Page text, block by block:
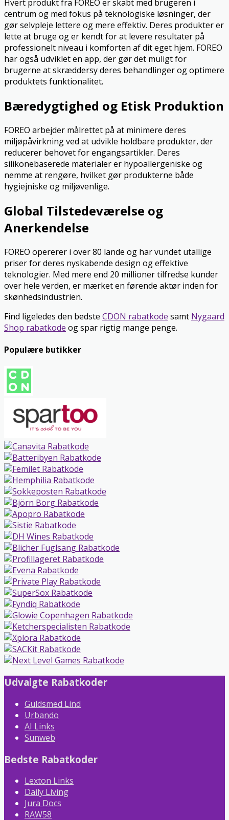
Hvert produkt fra FOREO er skabt med brugeren i
centrum og med fokus på teknologiske løsninger, der
gør selvpleje lettere og mere effektiv. Deres produkter er
lette at bruge og er kendt for at levere resultater på
professionelt niveau i komforten af dit eget hjem. FOREO
har også udviklet en app, der gør det muligt for
brugerne at skræddersy deres behandlinger og optimere
produktets funktionalitet.
Bæredygtighed og Etisk Produktion
FOREO arbejder målrettet på at minimere deres
miljøpåvirkning ved at udvikle holdbare produkter, der
reducerer behovet for engangsartikler. Deres
silikonebaserede materialer er hypoallergeniske og
nemme at rengøre, hvilket gør produkterne både
hygiejniske og miljøvenlige.
Global Tilstedeværelse og
Anerkendelse
FOREO opererer i over 80 lande og har vundet utallige
priser for deres nyskabende design og effektive
teknologier. Med mere end 20 millioner tilfredse kunder
over hele verden, er mærket en førende aktør inden for
skønhedsindustrien.
Find ligeledes den bedste CDON rabatkode samt Nygaard
Shop rabatkode og spar rigtig mange penge.
Populære butikker
Udvalgte Rabatkoder
Guldsmed Lind
Urbando
AI Links
Sunweb
Bedste Rabatkoder
Lexton Links
Daily Living
Jura Docs
RAW58